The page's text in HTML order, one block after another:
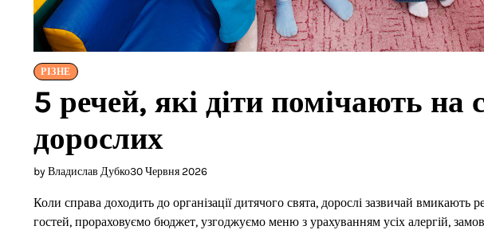
РІЗНЕ
5 речей, які діти помічають на
дорослих
by Владислав Дубко30 Червня 2026
Коли справа доходить до організації дитячого свята, дорослі зазвичай
гостей, прораховуємо бюджет, узгоджуємо меню з урахуванням усіх алергій,